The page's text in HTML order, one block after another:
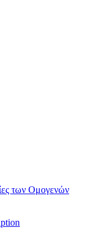
των Ομογενών